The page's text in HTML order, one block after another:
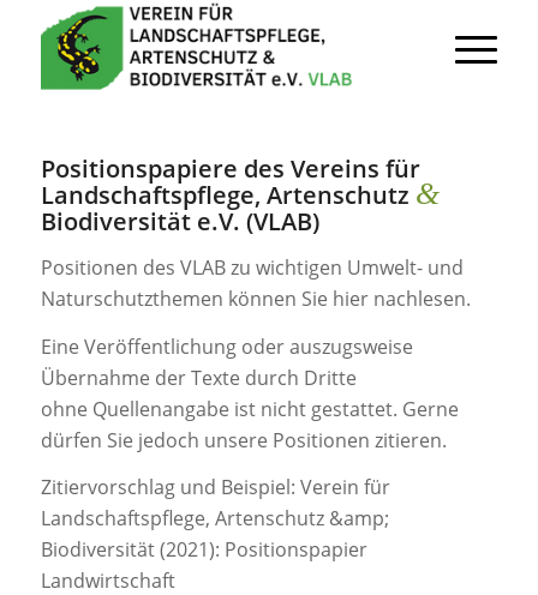
Positionspapiere des Vereins für
Landschaftspflege, Artenschutz &
Biodiversität e.V. (VLAB)
Positionen des VLAB zu wichtigen Umwelt- und
Naturschutzthemen können Sie hier nachlesen.
Eine Veröffentlichung oder auszugsweise
Übernahme der Texte durch Dritte
ohne Quellenangabe ist nicht gestattet. Gerne
dürfen Sie jedoch unsere Positionen zitieren.
Zitiervorschlag und Beispiel: Verein für
Landschaftspflege, Artenschutz &amp;
Biodiversität (2021): Positionspapier
Landwirtschaft